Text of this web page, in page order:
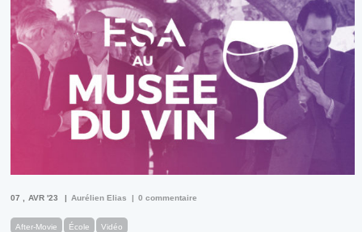
07 AVR '23 Aurélien Elias 0 commentaire
After-Movie École Vidéo